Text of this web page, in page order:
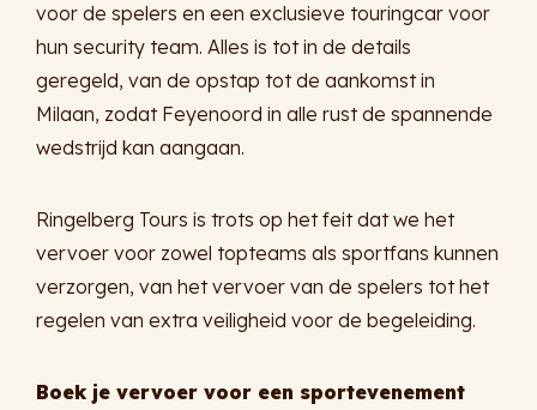
voor de spelers en een exclusieve touringcar voor
hun security team. Alles is tot in de details
geregeld, van de opstap tot de aankomst in
Milaan, zodat Feyenoord in alle rust de spannende
wedstrijd kan aangaan.
Ringelberg Tours is trots op het feit dat we het
vervoer voor zowel topteams als sportfans kunnen
verzorgen, van het vervoer van de spelers tot het
regelen van extra veiligheid voor de begeleiding.
Boek je vervoer voor een sportevenement